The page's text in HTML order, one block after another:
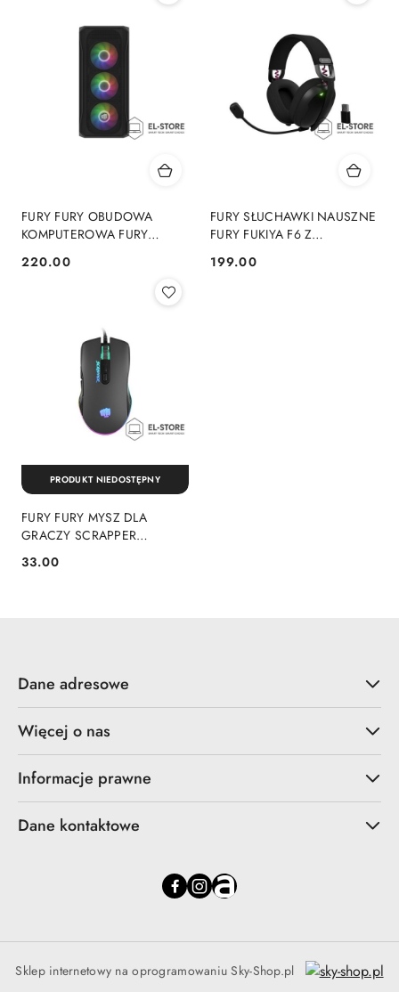
FURY FURY OBUDOWA
KOMPUTEROWA FURY
OKNEM CZARNA
Cena:
220.00
FURY SŁUCHAWKI NAUSZNE
FURY FUKIYA F6 Z
BEZPRZEWODOWE CZARNE
Cena:
199.00
FURY FURY MYSZ DLA
GRACZY SCRAPPER
Cena:
33.00
PRODUKT NIEDOSTĘPNY
Dane adresowe
Więcej o nas
Informacje prawne
Dane kontaktowe
Sklep internetowy na oprogramowaniu Sky-Shop.pl